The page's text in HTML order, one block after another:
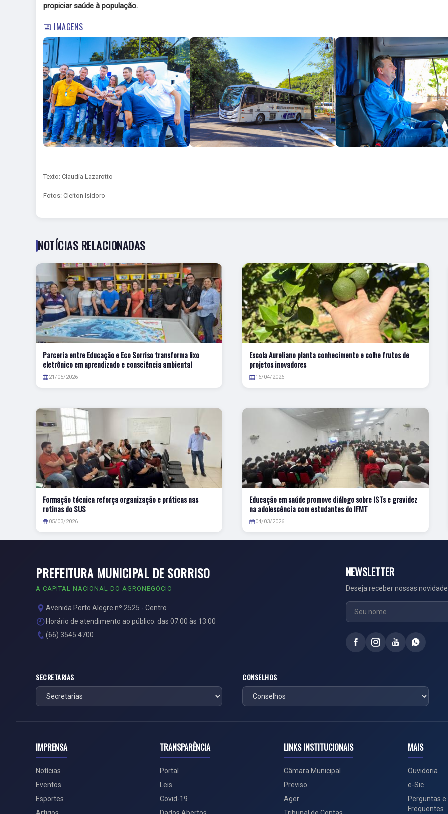
propiciar saúde à população.
IMAGENS
Texto: Claudia Lazarotto
Fotos: Cleiton Isidoro
NOTÍCIAS RELACIONADAS
Parceria entre Educação e Eco Sorriso transforma lixo
eletrônico em aprendizado e consciência ambiental
21/05/2026
Escola Aureliano planta conhecimento e colhe frutos de
projetos inovadores
16/04/2026
Formação técnica reforça organização e práticas nas
rotinas do SUS
05/03/2026
Educação em saúde promove diálogo sobre ISTs e gravidez
na adolescência com estudantes do IFMT
04/03/2026
PREFEITURA MUNICIPAL DE SORRISO
A CAPITAL NACIONAL DO AGRONEGÓCIO
Avenida Porto Alegre nº 2525 - Centro
Horário de atendimento ao público: das 07:00 às 13:00
(66) 3545 4700
NEWSLETTER
Deseja receber nossas
SECRETARIAS CONSELHOS
IMPRENSA
Notícias
Eventos
Esportes
TRANSPARÊNCIA
Portal
Leis
Covid-19
LINKS INSTITUCIONAIS
Câmara Municipal
Previso
Ager
MAIS
Ouvidoria
e-Sic
Perguntas
Frequentes